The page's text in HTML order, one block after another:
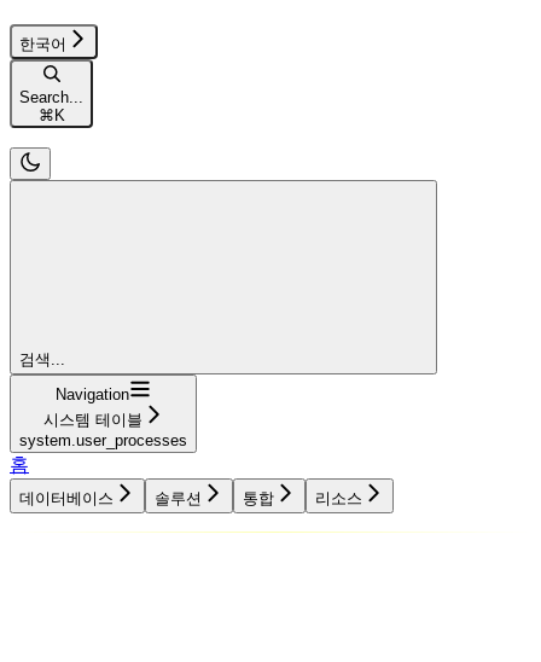
한국어
Search...
⌘K
검색...
Navigation
시스템 테이블
system.user_processes
홈
데이터베이스 솔루션 통합 리소스